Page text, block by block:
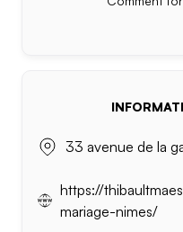
33 avenue de la
https://
mariage-nimes/